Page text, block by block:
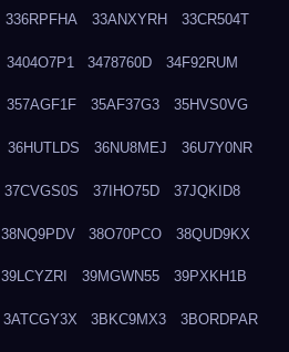
336RPFHA 33ANXYRH 33CR504T
3404O7P1 3478760D 34F92RUM
357AGF1F 35AF37G3 35HVS0VG
36HUTLDS 36NU8MEJ 36U7Y0NR
37CVGS0S 37IHO75D 37JQKID8
38NQ9PDV 38O70PCO 38QUD9KX
39LCYZRI 39MGWN55 39PXKH1B
3ATCGY3X 3BKC9MX3 3BORDPAR